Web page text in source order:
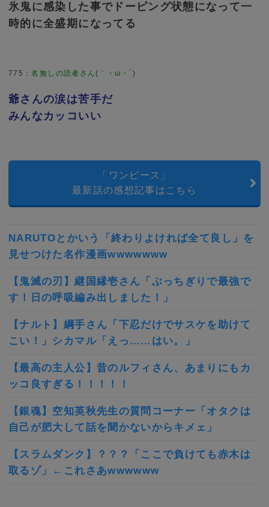
氷鬼に感染した事でドーピング状態になって一
時的に全盛期になってる
775 ：名無しの読者さん(｀・ω・´)
爺さんの涙は苦手だ
みんなカッコいい
「ワンピース」
最新話の感想記事はこちら
NARUTOとかいう「終わりよければ全て良し」を
見せつけた名作漫画wwwwwww
【鬼滅の刃】継国縁壱さん「ぶっちぎりで最強で
す！日の呼吸編み出しました！」
【ナルト】綱手さん「下忍だけでサスケを助けて
こい！」シカマル「えっ……はい。」
【最高の主人公】昔のルフィさん、あまりにもカ
ッコ良すぎる！！！！！
【銀魂】空知英秋先生の質問コーナー「オタクは
自己が肥大して話を聞かないからキメェ」
【スラムダンク】？？？「ここで負けても赤木は
取るゾ」←これさあwwwwww